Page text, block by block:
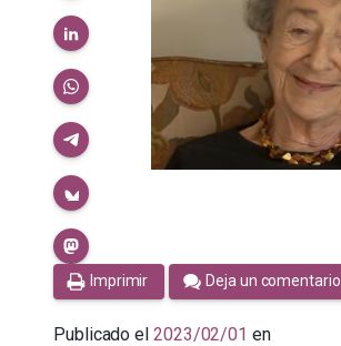
Imprimir Deja un comentario
Publicado el 2023/02/01 en